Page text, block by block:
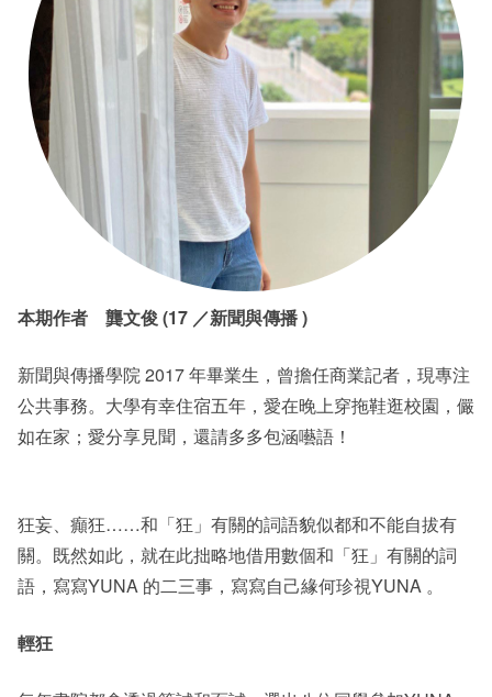
本期作者 龔文俊 (17 ／新聞與傳播 )
新聞與傳播學院 2017 年畢業生，曾擔任商業記者，現專注
公共事務。大學有幸住宿五年，愛在晚上穿拖鞋逛校園，儼
如在家；愛分享見聞，還請多多包涵囈語！
狂妄、癲狂……和「狂」有關的詞語貌似都和不能自拔有
關。既然如此，就在此拙略地借用數個和「狂」有關的詞
語，寫寫YUNA 的二三事，寫寫自己緣何珍視YUNA 。
輕狂